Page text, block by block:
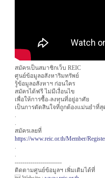
สมัครเป็นสมาชิกเว็บ REIC
ศูนย์ข้อมูลอสังหาริมทรัพย์
รู้ข้อมูลอสังหาฯ ก่อนใคร
สมัครได้ฟรี ไม่มีเงื่อนไข
เพื่อให้การซื้อ-ลงทุนที่อยู่อาศัย
เป็นการตัดสินใจที่ถูกต้องแม่นยำที่สุ
.
.
สมัครเลยที่
https://www.reic.or.th/Member/
.
.
------------------------
ติดตามศูนย์ข้อมูลฯ เพิ่มเติมได้ที่